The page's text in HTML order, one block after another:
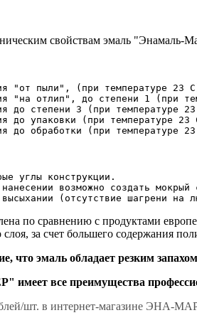
свойствам эмаль "Энамаль-
"от пыли", (при температуре 23
"на отлип", до степени 1 (при
до степени 3 (при температуре
до упаковки (при температуре
до обработки (при температуре
углы конструкции.
возможно создать
(отсутствие шагрени на
по сравнению с продуктами
за счет большего содержания
что эмаль обладает резким
все преимущества
шт. в интернет-магазине ЭНА-